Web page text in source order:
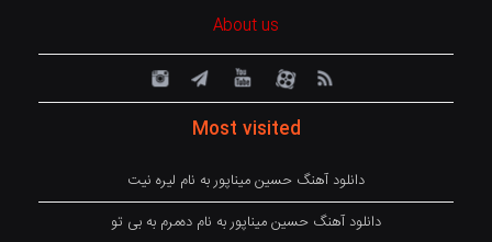
About us
Most visited
دانلود آهنگ حسین میناپور به نام لیره نیت
دانلود آهنگ حسین میناپور به نام دەمرم بە بی تو